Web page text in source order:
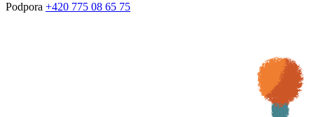
Podpora +420 775 08 65 75